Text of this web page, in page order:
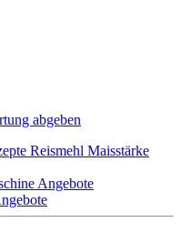
abgeben
Reismehl Maisstärke
Angebote